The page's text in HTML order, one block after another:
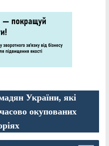
України, які
окупованих